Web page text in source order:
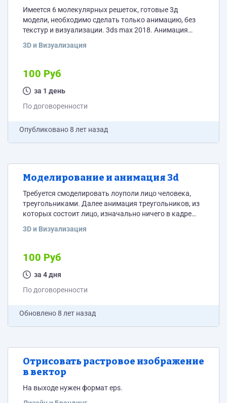
Имеется 6 молекулярных решеток, готовые 3д
модели, необходимо сделать только анимацию, без
текстур и визуализации. 3ds max 2018. Анимация
https://yadi.sk/i/Gj76Na8x3vzEZA Все модели выдам
3D и Визуализация
100 Руб
за 1 день
По договоренности
Опубликовано8 лет назад
Моделирование и анимация 3d
Требуется смоделировать лоуполи лицо человека,
треугольниками. Далее анимация треугольников, из
которых состоит лицо, изначально ничего в кадре
и соединяясь между собой образуют лицо.
FPS. Камера всегда статична, текстуры не требуются,
рендеринг и визуализация не требуется. Возможно,
данная задача больше подойдет для специалиста в
3D и Визуализация
100 Руб
за 4 дня
По договоренности
Обновлено8 лет назад
Отрисовать растровое изображение
в вектор
На выходе нужен формат eps.